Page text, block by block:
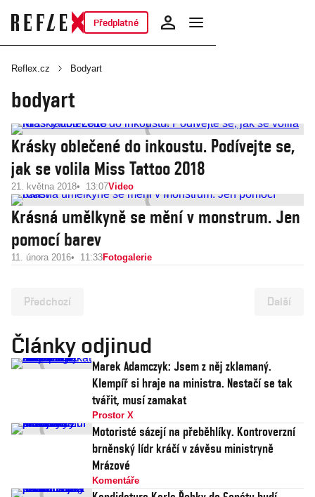
Předplatné
Reflex.cz Bodyart
bodyart
Krásky oblečené do inkoustu. Podívejte se,
jak se volila Miss Tattoo 2018
21. května 2018 13:07Video
Krásná umělkyně se mění v monstrum. Jen
pomocí barev
11. února 2016 11:33Fotogalerie
Předchozí Další
Články odjinud
Marek Adamczyk: Jsem z něj zklamaný.
Klempíř si hraje na ministra. Nestačí se tak
tvářit, musí zamakat
Prostor X
Motoristé sázejí na přeběhlíky. Kontroverzní
brněnský lídr kráčí v závěsu ministryně
Mrázové
Komentáře